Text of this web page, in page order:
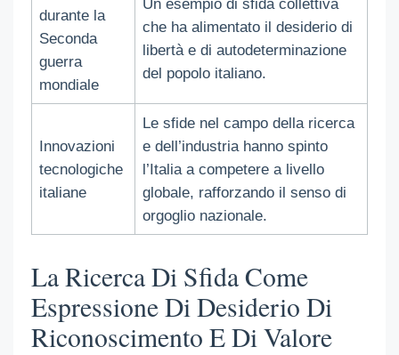
durante la
Seconda
guerra
mondiale
che ha alimentato il desiderio di
libertà e di autodeterminazione
del popolo italiano.
Innovazioni
tecnologiche
italiane
Le sfide nel campo della ricerca
e dell’industria hanno spinto
l’Italia a competere a livello
globale, rafforzando il senso di
orgoglio nazionale.
La Ricerca Di Sfida Come
Espressione Di Desiderio Di
Riconoscimento E Di Valore